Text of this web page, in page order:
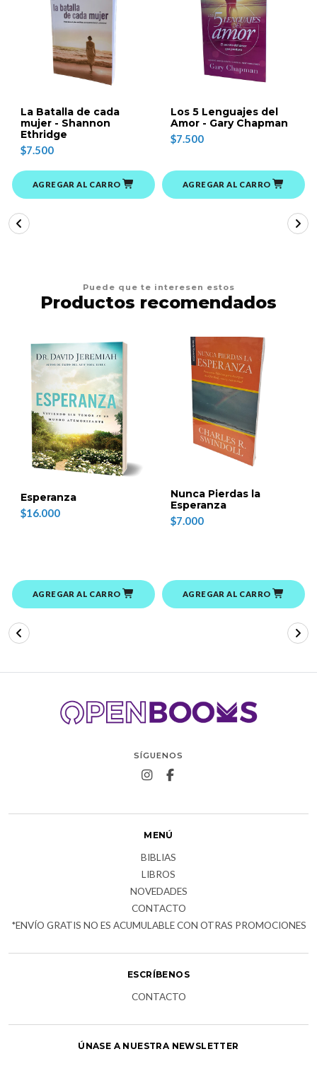
La Batalla de cada
mujer - Shannon
Ethridge
$7.500
AGREGAR AL CARRO
Los 5 Lenguajes del
Amor - Gary Chapman
$7.500
AGREGAR AL CARRO
Puede que te interesen estos
Productos recomendados
Esperanza
$16.000
AGREGAR AL CARRO
Nunca Pierdas la
Esperanza
$7.000
AGREGAR AL CARRO
SÍGUENOS
MENÚ
BIBLIAS
LIBROS
NOVEDADES
CONTACTO
*ENVÍO GRATIS NO ES ACUMULABLE CON OTRAS PROMOCIONES
ESCRÍBENOS
CONTACTO
ÚNASE A NUESTRA NEWSLETTER